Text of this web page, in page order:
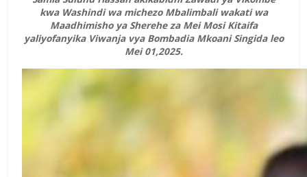
kwa Washindi wa michezo Mbalimbali wakati wa
Maadhimisho ya Sherehe za Mei Mosi Kitaifa
yaliyofanyika Viwanja vya Bombadia Mkoani Singida leo
Mei 01,2025.